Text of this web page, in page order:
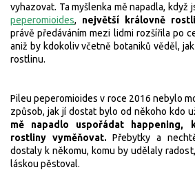
vyhazovat. Ta myšlenka mě napadla, když
peperomioides, největší královně
právě předáváním mezi lidmi rozšířila po
aniž by kdokoliv včetně botaniků věděl,
rostlinu.
Pileu peperomioides v roce 2016 nebylo
způsob, jak jí dostat bylo od někoho kdo
mě napadlo uspořádat happening,
rostliny vyměňovat. Přebytky a
dostaly k někomu, komu by udělaly
láskou pěstoval.